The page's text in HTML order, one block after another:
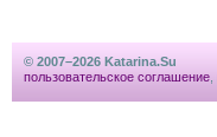
© 2007–2026 Katarina.Su
пользовательское соглашение